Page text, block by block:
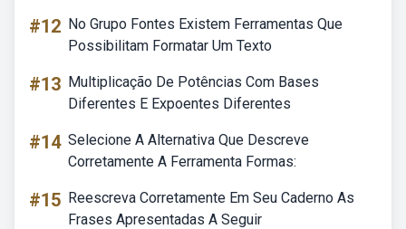
#12 No Grupo Fontes Existem Ferramentas Que
Possibilitam Formatar Um Texto
#13 Multiplicação De Potências Com Bases
Diferentes E Expoentes Diferentes
#14 Selecione A Alternativa Que Descreve
Corretamente A Ferramenta Formas:
#15 Reescreva Corretamente Em Seu Caderno As
Frases Apresentadas A Seguir